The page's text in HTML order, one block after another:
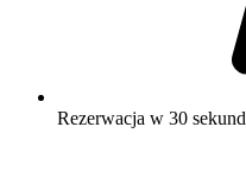
Rezerwacja w 30 sekund